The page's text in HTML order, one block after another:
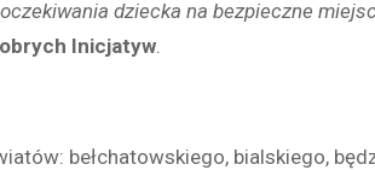
dziecka na bezpieczne
Inicjatyw
bełchatowskiego, bialskiego,